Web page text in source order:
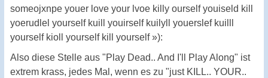
someojxnpe youer love your lvoe killy ourself youiseld kill
yoerudlel yourself kuill youirself kuilyll youerslef kuilll
yourself kioll yourself kill yourself »):
Also diese Stelle aus "Play Dead.. And I'll Play Along" ist
extrem krass, jedes Mal, wenn es zu "just KILL.. YOUR..